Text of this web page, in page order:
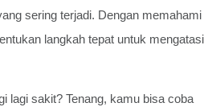
sering terjadi. Dengan memahami
langkah tepat untuk mengatasi
lagi sakit? Tenang, kamu bisa coba